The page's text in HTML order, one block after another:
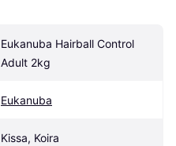
Eukanuba Hairball Control
Adult 2kg
Eukanuba
Kissa, Koira